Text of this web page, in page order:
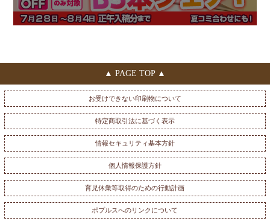
▲ PAGE TOP ▲
お受けできない印刷物について
特定商取引法に基づく表示
情報セキュリティ基本方針
個人情報保護方針
育児休業等取得のための行動計画
ポプルスへのリンクについて